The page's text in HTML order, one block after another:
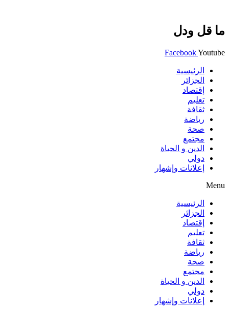
ما قل ودل
FacebookYoutube
الرئيسية
الجزائر
إقتصاد
تعليم
ثقافة
رياضة
صحة
مجتمع
الدين و الحياة
دولي
إعلانات وإشهار
Menu
الرئيسية
الجزائر
إقتصاد
تعليم
ثقافة
رياضة
صحة
مجتمع
الدين و الحياة
دولي
إعلانات وإشهار